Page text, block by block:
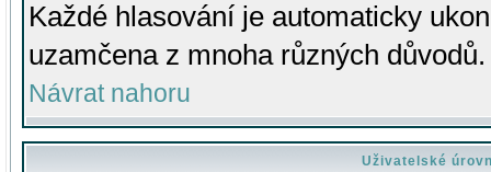
Každé hlasování je automaticky
uzamčena z mnoha různých důvodů.
Návrat nahoru
Uživatelské